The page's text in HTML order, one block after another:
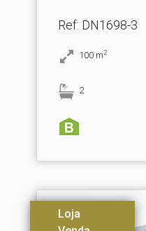
Ref: DN1698-3
100 m2
2
Loja